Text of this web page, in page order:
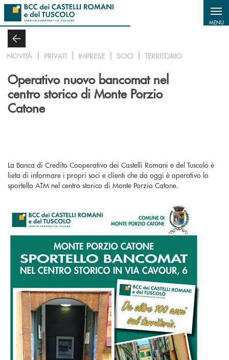
Salta al contenuto principale
MENU
NOVITÀ PRIVATI IMPRESE SOCI TERRITORIO
Operativo nuovo bancomat nel
centro storico di Monte Porzio
Catone
La Banca di Credito Cooperativo dei Castelli Romani e del Tuscolo è
lieta di informare i propri soci e clienti che da oggi è operativo lo
sportello ATM nel centro storico di Monte Porzio Catone.